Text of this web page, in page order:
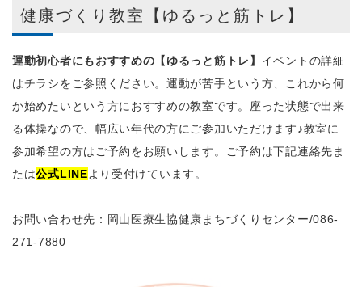
健康づくり教室【ゆるっと筋トレ】
運動初心者にもおすすめの【ゆるっと筋トレ】 イベントの詳細
はチラシをご参照ください。運動が苦手という方、これから何
か始めたいという方におすすめの教室です。座った状態で出来
る体操なので、幅広い年代の方にご参加いただけます♪教室に
参加希望の方はご予約をお願いします。ご予約は下記連絡先ま
たは公式LINEより受付けています。
お問い合わせ先：岡山医療生協健康まちづくりセンター/086-
271-7880